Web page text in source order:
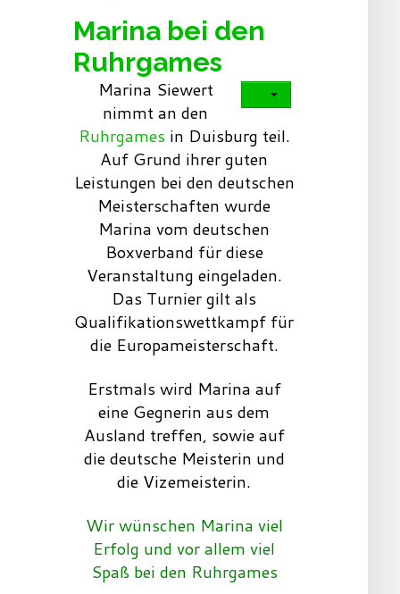
Marina bei den
Ruhrgames
Marina Siewert
nimmt an den
Ruhrgamesin Duisburg teil.
Auf Grund ihrer guten
Leistungen bei den deutschen
Meisterschaften wurde
Marina vom deutschen
Boxverband für diese
Veranstaltung eingeladen.
Das Turnier gilt als
Qualifikationswettkampf für
die Europameisterschaft.
Erstmals wird Marina auf
eine Gegnerin aus dem
Ausland treffen, sowie auf
die deutsche Meisterin und
die Vizemeisterin.
Wir wünschen Marina viel
Erfolg und vor allem viel
Spaß bei den Ruhrgames